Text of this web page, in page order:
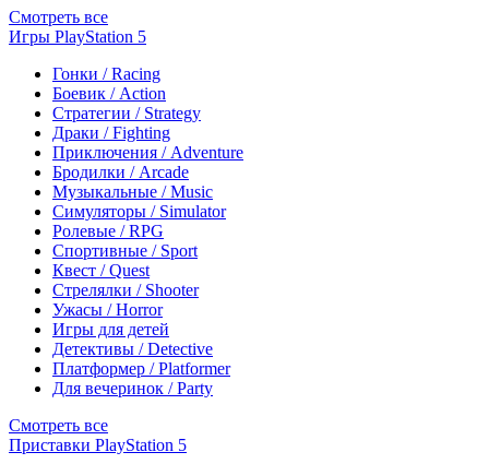
Смотреть все
Игры PlayStation 5
Гонки / Racing
Боевик / Action
Стратегии / Strategy
Драки / Fighting
Приключения / Adventure
Бродилки / Arcade
Музыкальные / Music
Симуляторы / Simulator
Ролевые / RPG
Спортивные / Sport
Квест / Quest
Стрелялки / Shooter
Ужасы / Horror
Игры для детей
Детективы / Detective
Платформер / Platformer
Для вечеринок / Party
Смотреть все
Приставки PlayStation 5